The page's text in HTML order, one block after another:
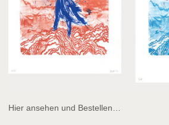
Hier ansehen und Bestellen…